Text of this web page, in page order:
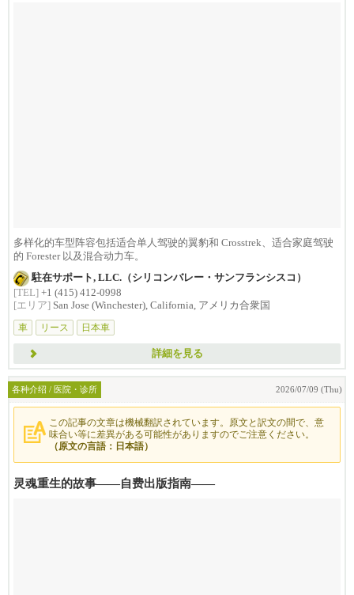
多样化的车型阵容包括适合单人驾驶的翼豹和 Crosstrek、适合家庭驾驶
的 Forester 以及混合动力车。
駐在サポート, LLC.（シリコンバレー・サンフランシスコ）
[TEL] +1 (415) 412-0998
[エリア] San Jose (Winchester), California, アメリカ合衆国
車
リース 日本車
詳細を見る
各种介绍 / 医院・诊所 2026/07/09 (Thu)
この記事の文章は機械翻訳されています。原文と訳文の間で、意
味合い等に差異がある可能性がありますのでご注意ください。
（原文の言語：日本語）
灵魂重生的故事——自费出版指南——